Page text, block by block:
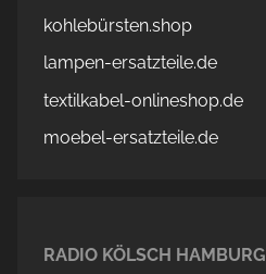
kohlebürsten.shop
lampen-ersatzteile.de
textilkabel-onlineshop.de
moebel-ersatzteile.de
RADIO KÖLSCH HAMBURG